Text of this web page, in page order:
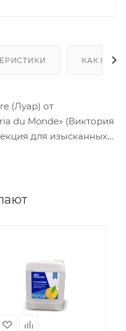
КАК
(Луар) от
du Monde» (Виктория
для изысканных
в комплекте с